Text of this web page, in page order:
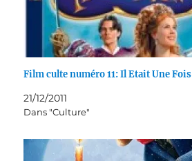
Film culte numéro 11: Il Etait Une Fois
21/12/2011
Dans "Culture"